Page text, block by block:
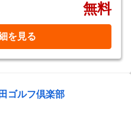
無料
を見る
ゴルフ倶楽部